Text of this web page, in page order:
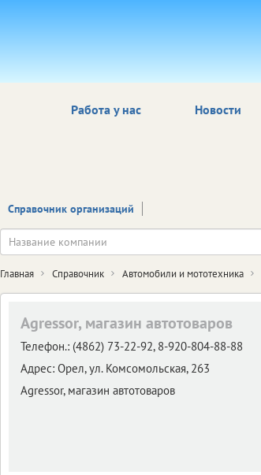
Работа у нас Новости
Справочник организаций
Главная Справочник Автомобили и мототехника
Agressor, магазин автотоваров
Телефон.: (4862) 73-22-92, 8-920-804-88-88
Адрес: Орел,ул. Комсомольская, 263
Agressor, магазин автотоваров